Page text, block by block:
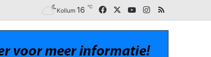
Kollum 16 ℃ FacebookYouTubeInstagram
RSS